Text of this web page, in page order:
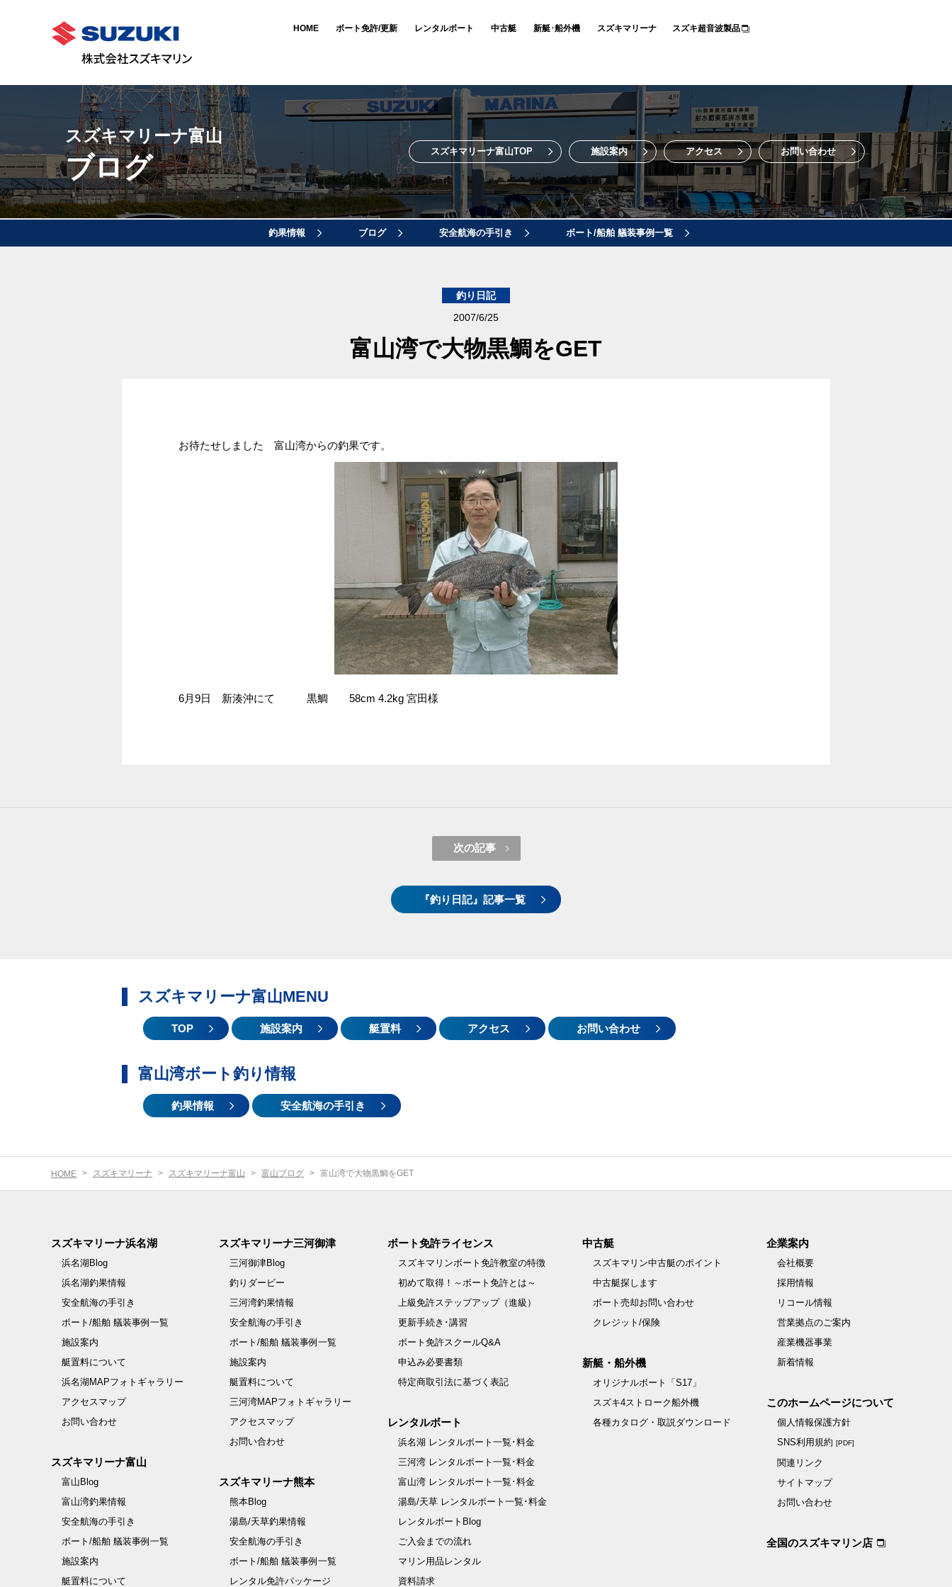
HOME ボート免許/更新 レンタルボート 中古艇 新艇･船外機 スズキマリーナ スズキ超音波製品
スズキマリーナ富山
ブログ
スズキマリーナ富山TOP 施設案内 アクセス お問い合わせ
釣果情報 ブログ 安全航海の手引き ボート/船舶 艤装事例一覧
釣り日記
2007/6/25
富山湾で大物黒鯛をGET
お待たせしました 富山湾からの釣果です。
6月9日 新湊沖にて 黒鯛 58cm 4.2kg 宮田様
次の記事
『釣り日記』記事一覧
スズキマリーナ富山MENU
TOP 施設案内 艇置料 アクセス お問い合わせ
富山湾ボート釣り情報
釣果情報 安全航海の手引き
HOME スズキマリーナ スズキマリーナ富山 富山ブログ 富山湾で大物黒鯛をGET
スズキマリーナ浜名湖
浜名湖Blog
浜名湖釣果情報
安全航海の手引き
ボート/船舶 艤装事例一覧
施設案内
艇置料について
浜名湖MAPフォトギャラリー
アクセスマップ
お問い合わせ
スズキマリーナ富山
富山Blog
富山湾釣果情報
安全航海の手引き
ボート/船舶 艤装事例一覧
施設案内
艇置料について
スズキマリーナ三河御津
三河御津Blog
釣りダービー
三河湾釣果情報
安全航海の手引き
ボート/船舶 艤装事例一覧
施設案内
艇置料について
三河湾MAPフォトギャラリー
アクセスマップ
お問い合わせ
スズキマリーナ熊本
熊本Blog
湯島/天草釣果情報
安全航海の手引き
ボート/船舶 艤装事例一覧
レンタル免許パッケージ
ボート免許ライセンス
スズキマリンボート免許教室の特徴
初めて取得！～ボート免許とは～
上級免許ステップアップ（進級）
更新手続き･講習
ボート免許スクールQ&A
申込み必要書類
特定商取引法に基づく表記
レンタルボート
浜名湖 レンタルボート一覧･料金
三河湾 レンタルボート一覧･料金
富山湾 レンタルボート一覧･料金
湯島/天草 レンタルボート一覧･料金
レンタルボートBlog
ご入会までの流れ
マリン用品レンタル
資料請求
中古艇
スズキマリン中古艇のポイント
中古艇探します
ボート売却お問い合わせ
クレジット/保険
新艇・船外機
オリジナルボート「S17」
スズキ4ストローク船外機
各種カタログ・取説ダウンロード
企業案内
会社概要
採用情報
リコール情報
営業拠点のご案内
産業機器事業
新着情報
このホームページについて
個人情報保護方針
SNS利用規約 [PDF]
関連リンク
サイトマップ
お問い合わせ
全国のスズキマリン店